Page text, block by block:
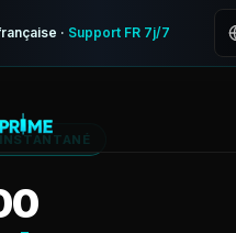
· Support FR 7j/7
Instantané